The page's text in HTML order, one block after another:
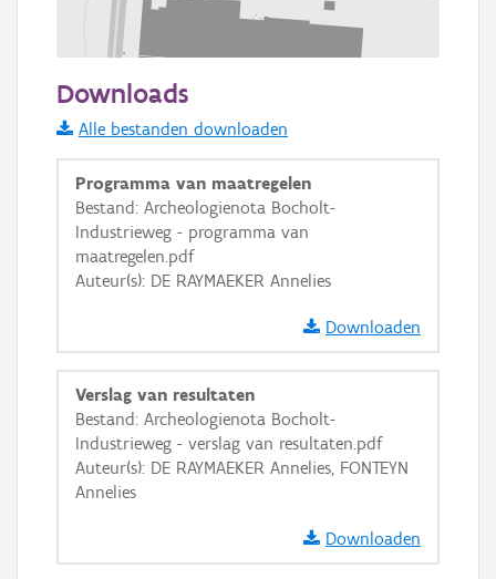
Informatie Vlaanderen
i
+ −
Basis Lagen
OSM-Basiskaart
Ortho
Downloads
Alle bestanden downloaden
Programma van maatregelen
Bestand: Archeologienota Bocholt-
Industrieweg - programma van
maatregelen.pdf
Auteur(s): DE RAYMAEKER Annelies
Downloaden
Verslag van resultaten
Bestand: Archeologienota Bocholt-
Industrieweg - verslag van resultaten.pdf
Auteur(s): DE RAYMAEKER Annelies, FONTEYN
Annelies
Downloaden